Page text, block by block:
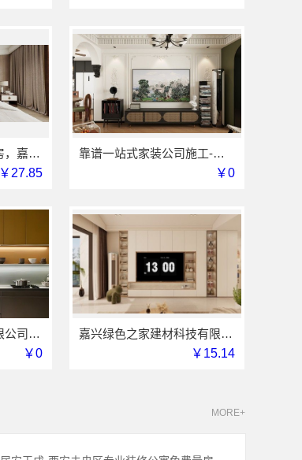
桐乡市装修费用毛坯房，嘉兴锦居装饰材料有限公司
￥27.85
靠谱一站式家装公司施工-南通宏域全宅装饰建材有限公司
￥0
江苏东钢金属科技有限公司：304不锈钢家具定制工厂怎么样
￥0
嘉兴绿色之家建材科技有限公司：本地化室内设计团队省心优选
￥15.14
MORE+